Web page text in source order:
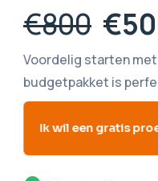
€800
Voordelig starten
budgetpakket is
Ik wil een gratis